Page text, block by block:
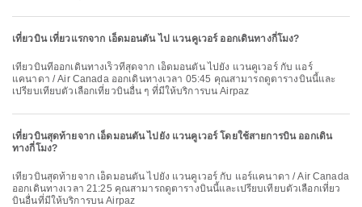
เที่ยวบิน เที่ยวแรกจาก เอ็ดมอนตัน ไป แวนคูเวอร์ ออกเดินทางกี่โมง?
เที่ยวบินที่ออกเดินทางเร็วที่สุดจาก เอ็ดมอนตัน ไปยัง แวนคูเวอร์ กับ แอร์
แคนาดา / Air Canada ออกเดินทางเวลา 05:45 คุณสามารถดูตารางบินนี้และ
เปรียบเทียบตัวเลือกเที่ยวบินอื่น ๆ ที่มีให้บริการบน Airpaz
เที่ยวบินสุดท้ายจาก เอ็ดมอนตัน ไปยัง แวนคูเวอร์ โดยใช้สายการบิน ออกเดิน
ทางกี่โมง?
เที่ยวบินสุดท้ายจาก เอ็ดมอนตัน ไปยัง แวนคูเวอร์ กับ แอร์แคนาดา / Air Canada
ออกเดินทางเวลา 21:25 คุณสามารถดูตารางบินนี้และเปรียบเทียบตัวเลือกเที่ยว
บินอื่นที่มีให้บริการบน Airpaz